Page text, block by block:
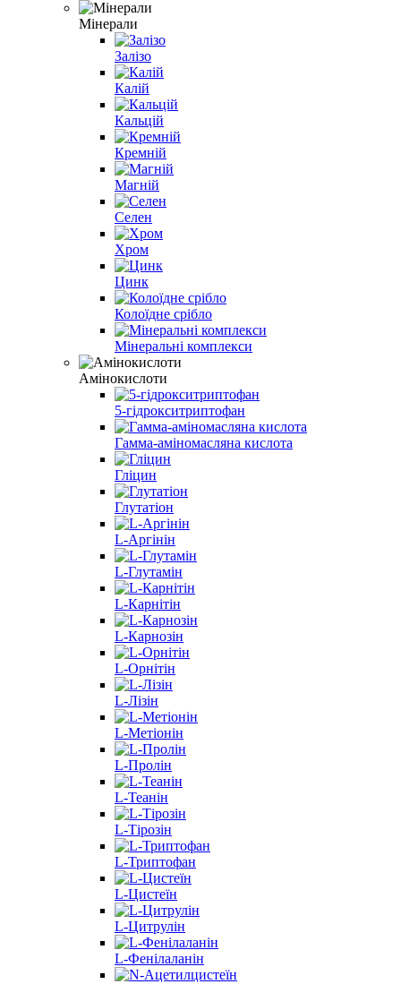
Мінерали
Залізо
Калій
Кальцій
Кремній
Магній
Селен
Хром
Цинк
Колоїдне срібло
Мінеральні комплекси
Амінокислоти
5-гідрокситриптофан
Гамма-аміномасляна кислота
Гліцин
Глутатіон
L-Аргінін
L-Глутамін
L-Карнітін
L-Карнозін
L-Орнітін
L-Лізін
L-Метіонін
L-Пролін
L-Теанін
L-Тірозін
L-Триптофан
L-Цистеїн
L-Цитрулін
L-Фенілаланін